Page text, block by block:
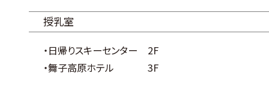
授乳室
・日帰りスキーセンター
2F
・舞子高原ホテル
3F